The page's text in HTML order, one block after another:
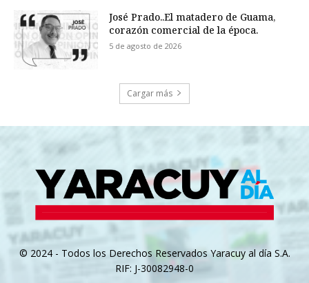
José Prado..El matadero de Guama,
corazón comercial de la época.
5 de agosto de 2026
Cargar más
© 2024 - Todos los Derechos Reservados Yaracuy al día S.A.
RIF: J-30082948-0